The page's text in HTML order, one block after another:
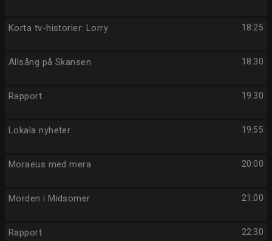
18:25
Korta tv-historier: Lorry
18:30
Allsång på Skansen
19:30
Rapport
19:55
Lokala nyheter
20:00
Moraeus med mera
21:00
Morden i Midsomer
22:30
Rapport